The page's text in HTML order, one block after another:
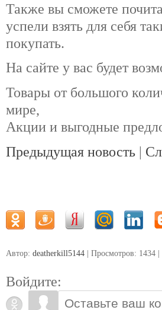
Также вы сможете
успели взять для себя
покупать.
На сайте у вас будет
Товары от большого
мире,
Акции и выгодные
Предыдущая новость |
Автор: deatherkill5144 | Просмотров: 1434
Войдите: